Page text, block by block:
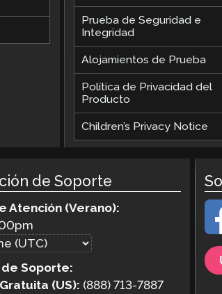
Prueba de Seguridad e
Integridad
Alojamientos de Prueba
Política de Privacidad del
Producto
Children’s Privacy Notice
de Soporte
Atención (Verano):
Soporte:
(US): (888) 713-7887